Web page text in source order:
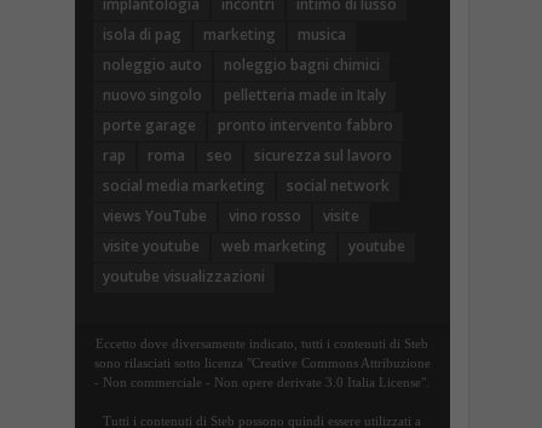
implantologia
incontri
intimo di lusso
isola di pag
marketing
musica
noleggio auto
noleggio bagni chimici
nuovo singolo
pelletteria made in Italy
porte garage
pronto intervento fabbro
rap
roma seo
sicurezza sul lavoro
social media marketing
social network
views YouTube
vino rosso
visite
visite youtube
web marketing
youtube
youtube visualizzazioni
Eccetto dove diversamente indicato, tutti i contenuti di Steb
sono rilasciati sotto licenza "Creative Commons Attribuzione
- Non commerciale - Non opere derivate 3.0 Italia License".
Tutti i contenuti di Steb possono quindi essere utilizzati a